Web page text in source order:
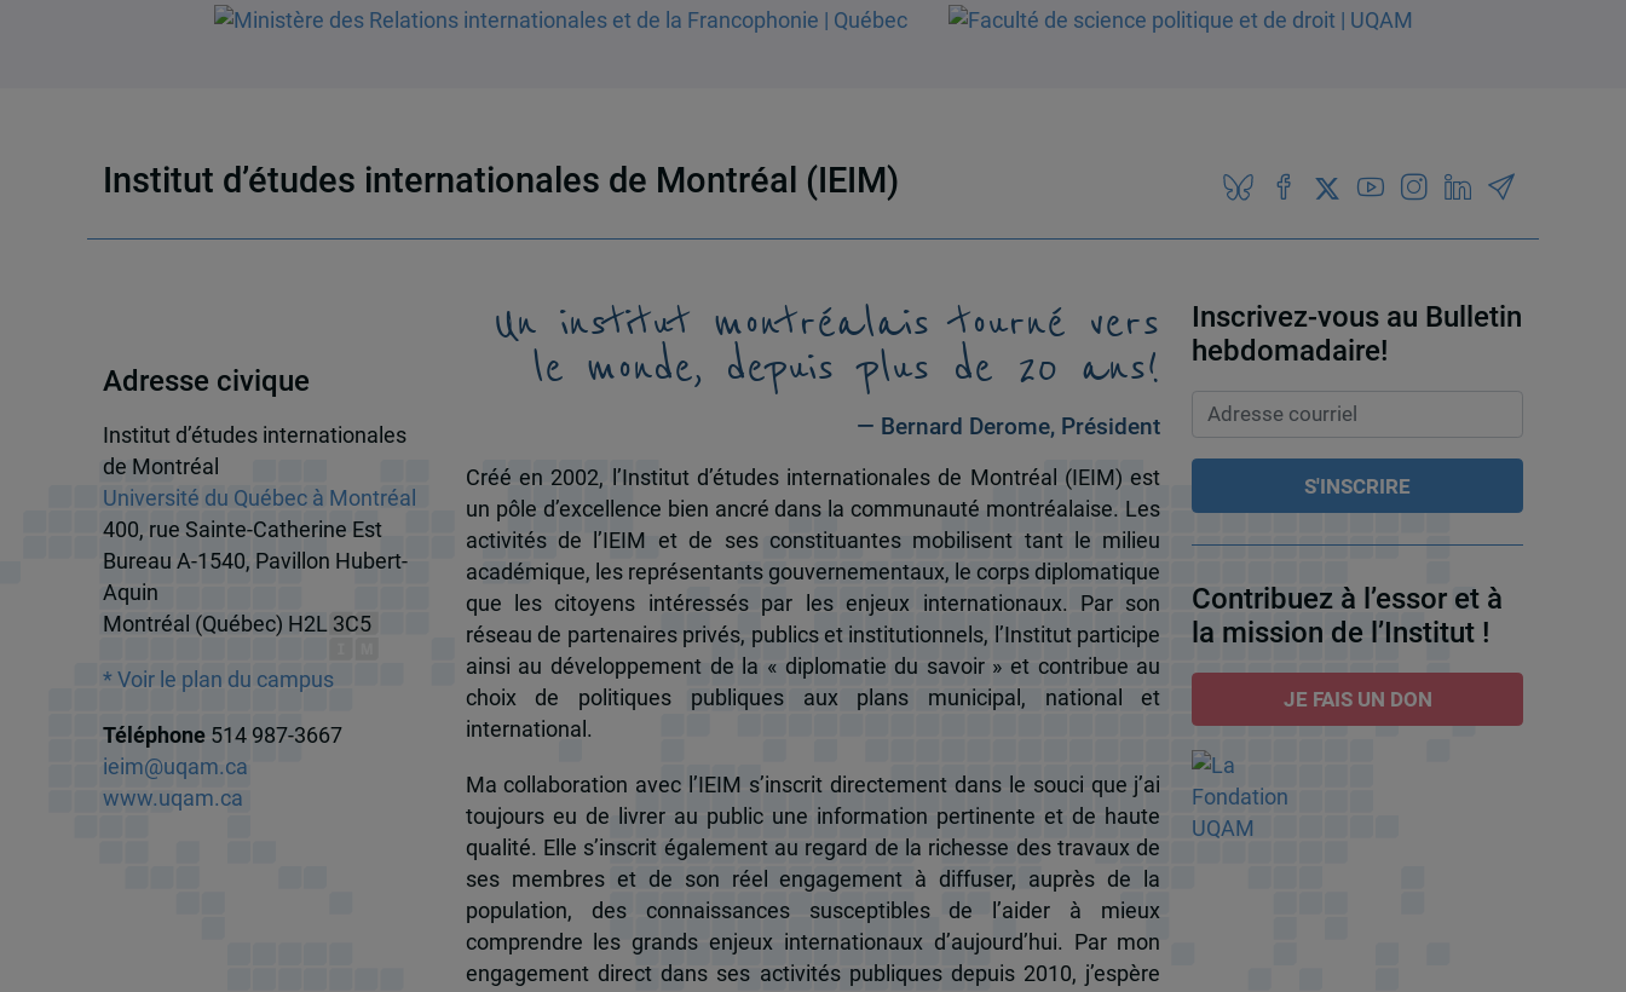
Institut d’études internationales de Montréal (IEIM)
Adresse civique
Institut d’études internationales
de Montréal
Université du Québec à Montréal
400, rue Sainte-Catherine Est
Bureau A-1540, Pavillon Hubert-
Aquin
Montréal (Québec) H2L 3C5
* Voir le plan du campus
Téléphone 514 987-3667
ieim@uqam.ca
www.uqam.ca
Un institut montréalais tourné vers
le monde, depuis plus de 20 ans!
— Bernard Derome, Président
Créé en 2002, l’Institut d’études internationales de Montréal (IEIM) est
un pôle d’excellence bien ancré dans la communauté montréalaise. Les
activités de l’IEIM et de ses constituantes mobilisent tant le milieu
académique, les représentants gouvernementaux, le corps diplomatique
que les citoyens intéressés par les enjeux internationaux. Par son
réseau de partenaires privés, publics et institutionnels, l’Institut participe
ainsi au développement de la « diplomatie du savoir » et contribue au
choix de politiques publiques aux plans municipal, national et
international.
Ma collaboration avec l’IEIM s’inscrit directement dans le souci que j’ai
toujours eu de livrer au public une information pertinente et de haute
qualité. Elle s’inscrit également au regard de la richesse des travaux de
ses membres et de son réel engagement à diffuser, auprès de la
population, des connaissances susceptibles de l’aider à mieux
comprendre les grands enjeux internationaux d’aujourd’hui. Par mon
engagement direct dans ses activités publiques depuis 2010, j’espère
Inscrivez-vous au Bulletin
hebdomadaire!
Contribuez à l’essor et à
la mission de l’Institut !
JE FAIS UN DON